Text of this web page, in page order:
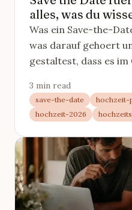
alles, was du
Was ein Save-the-
was darauf gehoert
gestaltest, dass es im
3 min read
save-the-date hochzeit-
hochzeit-2026